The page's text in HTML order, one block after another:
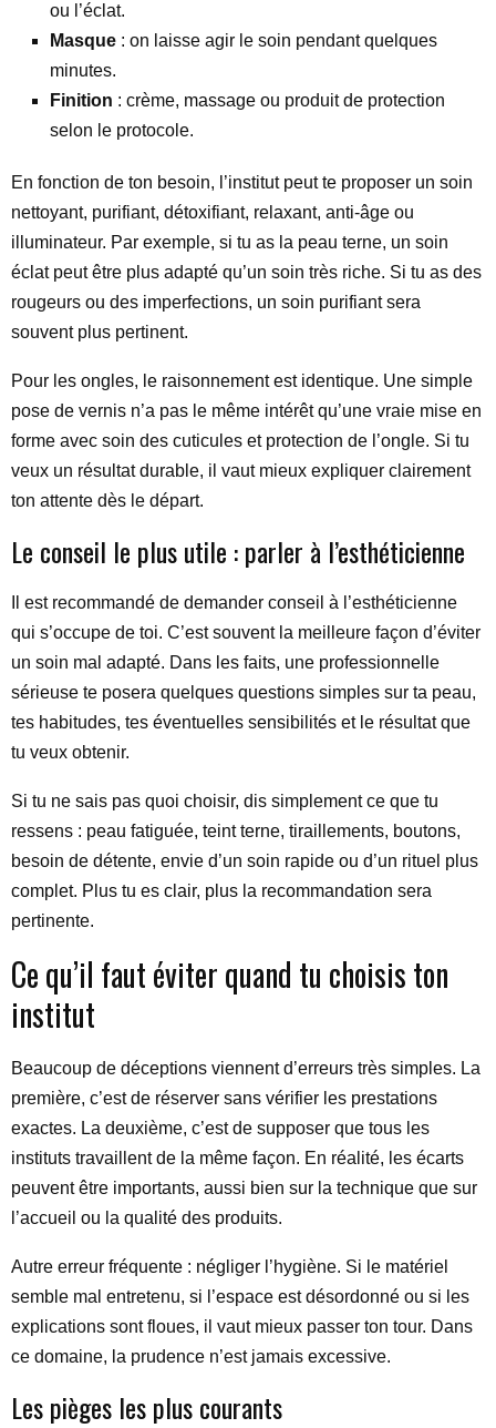
ou l’éclat.
Masque : on laisse agir le soin pendant quelques
minutes.
Finition : crème, massage ou produit de protection
selon le protocole.
En fonction de ton besoin, l’institut peut te proposer un soin
nettoyant, purifiant, détoxifiant, relaxant, anti-âge ou
illuminateur. Par exemple, si tu as la peau terne, un soin
éclat peut être plus adapté qu’un soin très riche. Si tu as des
rougeurs ou des imperfections, un soin purifiant sera
souvent plus pertinent.
Pour les ongles, le raisonnement est identique. Une simple
pose de vernis n’a pas le même intérêt qu’une vraie mise en
forme avec soin des cuticules et protection de l’ongle. Si tu
veux un résultat durable, il vaut mieux expliquer clairement
ton attente dès le départ.
Le conseil le plus utile : parler à l’esthéticienne
Il est recommandé de demander conseil à l’esthéticienne
qui s’occupe de toi. C’est souvent la meilleure façon d’éviter
un soin mal adapté. Dans les faits, une professionnelle
sérieuse te posera quelques questions simples sur ta peau,
tes habitudes, tes éventuelles sensibilités et le résultat que
tu veux obtenir.
Si tu ne sais pas quoi choisir, dis simplement ce que tu
ressens : peau fatiguée, teint terne, tiraillements, boutons,
besoin de détente, envie d’un soin rapide ou d’un rituel plus
complet. Plus tu es clair, plus la recommandation sera
pertinente.
Ce qu’il faut éviter quand tu choisis ton
institut
Beaucoup de déceptions viennent d’erreurs très simples. La
première, c’est de réserver sans vérifier les prestations
exactes. La deuxième, c’est de supposer que tous les
instituts travaillent de la même façon. En réalité, les écarts
peuvent être importants, aussi bien sur la technique que sur
l’accueil ou la qualité des produits.
Autre erreur fréquente : négliger l’hygiène. Si le matériel
semble mal entretenu, si l’espace est désordonné ou si les
explications sont floues, il vaut mieux passer ton tour. Dans
ce domaine, la prudence n’est jamais excessive.
Les pièges les plus courants